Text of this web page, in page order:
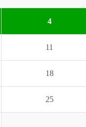
4
11
18
25